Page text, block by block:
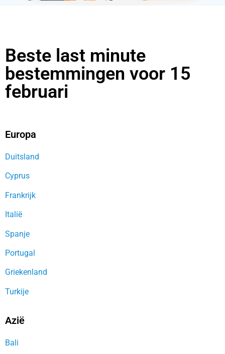
Beste last minute
bestemmingen voor 15
februari
Europa
Duitsland
Cyprus
Frankrijk
Italië
Spanje
Portugal
Griekenland
Turkije
Azië
Bali